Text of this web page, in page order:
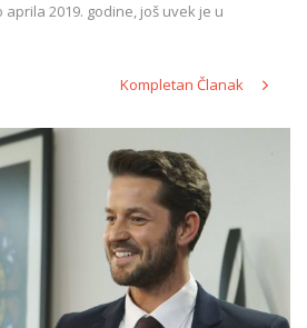
2019. godine, još uvek je u
Kompletan Članak